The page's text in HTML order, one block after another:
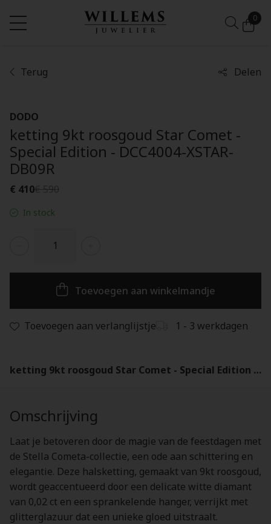
0
Terug Delen
DODO
ketting 9kt roosgoud Star Comet -
Special Edition - DCC4004-XSTAR-
DB09R
€ 410€ 590
In stock
Toevoegen aan winkelmandje
Toevoegen aan verlanglijstje 1 - 3 werkdagen
ketting 9kt roosgoud Star Comet - Special Edition - DCC4004-XSTAR-DB09R
Omschrijving
Laat je betoveren door de magie van de feestdagen met
de Stella Cometa-collectie, een ode aan schittering en
elegantie. Deze halsketting, gemaakt van 9kt roosgoud,
wordt geaccentueerd door een delicate witte diamant
van 0,02 ct en een sprankelende hanger, verrijkt met
glitterglazuur dat een unieke gloed uitstraalt.